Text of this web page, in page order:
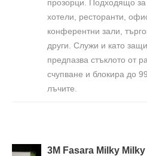
прозорци. Подходящо за
хотели, ресторанти,
конферентни зали,
други. Служи и като
предпазва стъклото от
счупване и блокира до
лъчите.
3M Fasara Milky Milky